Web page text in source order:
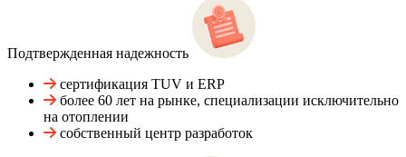
Подтвержденная надежность
сертификация TUV и ERP
более 60 лет на рынке, специализации исключительно
на отоплении
собственный центр разработок